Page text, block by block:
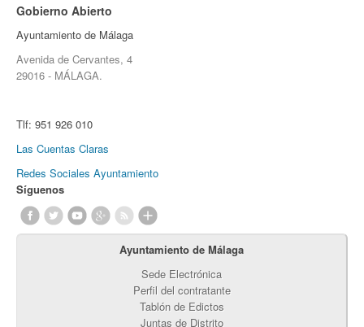
Gobierno Abierto
Ayuntamiento de Málaga
Avenida de Cervantes, 4
29016 - MÁLAGA.
Tlf: 951 926 010
Las Cuentas Claras
Redes Sociales Ayuntamiento
Síguenos
Ayuntamiento de Málaga
Sede Electrónica
Perfil del contratante
Tablón de Edictos
Juntas de Distrito